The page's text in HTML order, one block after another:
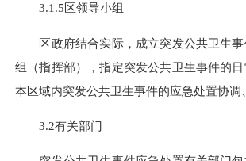
3.1.5区领导小组
区政府结合实际，成立突发公共卫生事
组（指挥部），指定突发公共卫生事件的
本区域内突发公共卫生事件的应急处置协调
3.2有关部门